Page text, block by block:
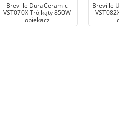
Breville DuraCeramic
VST070X Trójkąty 850W
opiekacz
Breville
VST082X